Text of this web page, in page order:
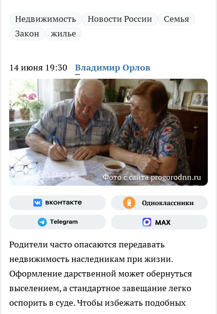
Недвижимость Новости России
Семья
Закон
жилье
14 июня 19:30 Владимир Орлов
Фото с сайта progorodnn.ru
Родители часто опасаются передавать
недвижимость наследникам при жизни.
Оформление дарственной может обернуться
выселением, а стандартное завещание легко
оспорить в суде. Чтобы избежать подобных